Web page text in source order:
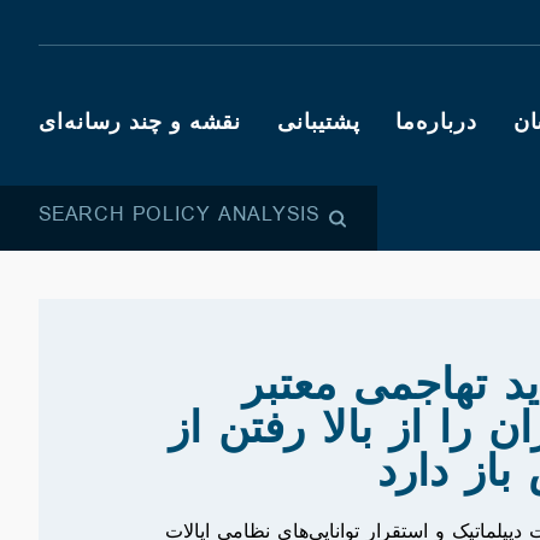
درباره‌ما پشتیبانی نقشه و چند رسانه‌ای
SEARCH POLICY ANALYSIS
تهاجمی معتبر
را از بالا رفتن از
دارد